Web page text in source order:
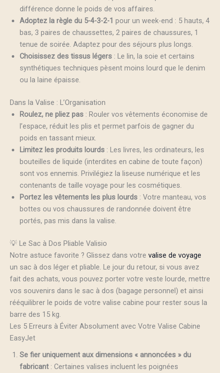
différence donne le poids de vos affaires.
Adoptez la règle du 5-4-3-2-1 pour un week-end : 5 hauts, 4
bas, 3 paires de chaussettes, 2 paires de chaussures, 1
tenue de soirée. Adaptez pour des séjours plus longs.
Choisissez des tissus légers : Le lin, la soie et certains
synthétiques techniques pèsent moins lourd que le denim
ou la laine épaisse.
Dans la Valise : L’Organisation
Roulez, ne pliez pas : Rouler vos vêtements économise de
l’espace, réduit les plis et permet parfois de gagner du
poids en tassant mieux.
Limitez les produits lourds : Les livres, les ordinateurs, les
bouteilles de liquide (interdites en cabine de toute façon)
sont vos ennemis. Privilégiez la liseuse numérique et les
contenants de taille voyage pour les cosmétiques.
Portez les vêtements les plus lourds : Votre manteau, vos
bottes ou vos chaussures de randonnée doivent être
portés, pas mis dans la valise.
💡 Le Sac à Dos Pliable Valisio
Notre astuce favorite ? Glissez dans votre valise de voyage
un sac à dos léger et pliable. Le jour du retour, si vous avez
fait des achats, vous pouvez porter votre veste lourde, mettre
vos souvenirs dans le sac à dos (bagage personnel) et ainsi
rééquilibrer le poids de votre valise cabine pour rester sous la
barre des 15 kg.
Les 5 Erreurs à Éviter Absolument avec Votre Valise Cabine
EasyJet
Se fier uniquement aux dimensions « annoncées » du
fabricant : Certaines valises incluent les poignées